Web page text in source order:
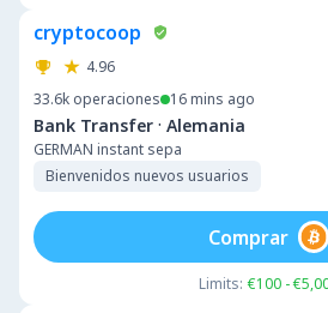
cryptocoop
4.96
33.6k operaciones 16 mins ago
Bank Transfer · Alemania
GERMAN instant sepa
Bienvenidos nuevos usuarios
Limits: €100 -
Comprar